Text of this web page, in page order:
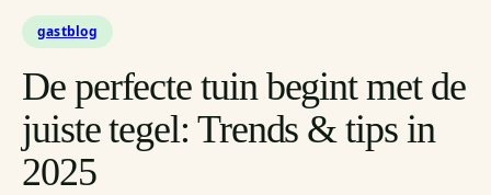
gastblog
De perfecte tuin begint met de
juiste tegel: Trends & tips in
2025